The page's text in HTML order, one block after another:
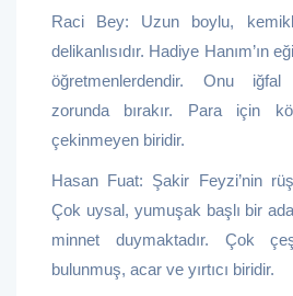
Raci Bey: Uzun boylu,
delikanlısıdır. Hadiye Hanım’ın
öğretmenlerdendir. Onu
zorunda bırakır. Para için
çekinmeyen biridir.
Hasan Fuat: Şakir Feyzi’nin
Çok uysal, yumuşak başlı bir
minnet duymaktadır. Çok
bulunmuş, acar ve yırtıcı biridir.